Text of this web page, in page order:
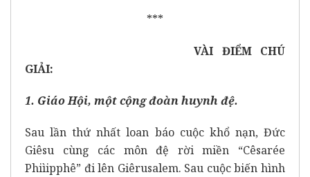
***
VÀI ĐIỂM CHÚ
GIẢI:
1. Giáo Hội, một cộng đoàn huynh đệ.
Sau lần thứ nhất loan báo cuộc khổ nạn, Đức
Giêsu cùng các môn đệ rời miền “Cêsarée
Phiìipphê” đi lên Giêrusalem. Sau cuộc biến hình